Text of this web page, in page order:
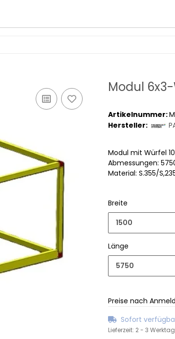
Modul
Artikelnummer:
Hersteller:
Modul mit Würfel
Abmessungen:
Material: S.355/
Breite
1500
Länge
5750
Preise nach
Sofort
Lieferzeit: 2 - 3